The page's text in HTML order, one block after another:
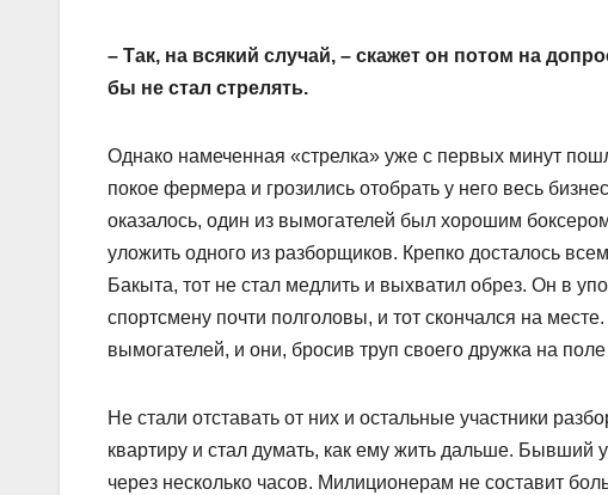
– Так, на всякий случай, – скажет он потом на
бы не стал стрелять.
Однако намеченная «стрелка» уже с первых минут
покое фермера и грозились отобрать у него весь
оказалось, один из вымогателей был хорошим
уложить одного из разборщиков. Крепко досталось
Бакыта, тот не стал медлить и выхватил обрез. Он в
спортсмену почти полголовы, и тот скончался на
вымогателей, и они, бросив труп своего дружка на
Не стали отставать от них и остальные участники
квартиру и стал думать, как ему жить дальше. Бывший
через несколько часов. Милиционерам не составит